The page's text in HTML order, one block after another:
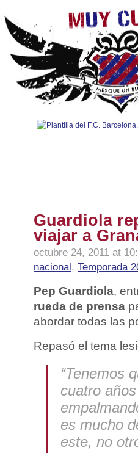
Guardiola
viajar a
octubre 24, 2011 at
nacional, Temporada
Pep Guardiola,
rueda de prensa
abordar todas las
Repasó el tema
“Tenemos
cuatro
es mucho
este, no